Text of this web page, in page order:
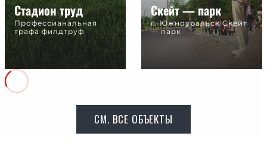
Стадион труд
Профессианальная
трафа филдтруф
Скейт — парк
г. Южноуральск Cкейт
— парк
СМ. ВСЕ ОБЪЕКТЫ